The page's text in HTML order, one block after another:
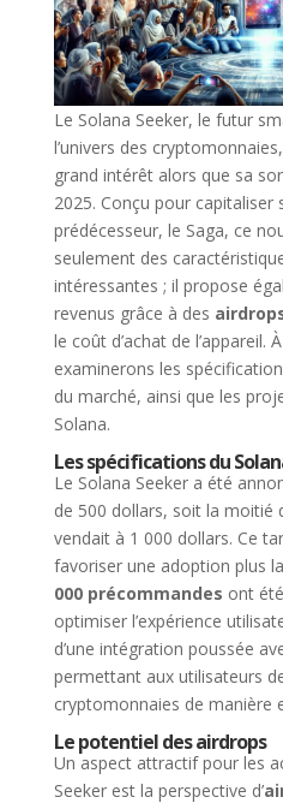
Le Solana Seeker, le futur
l’univers des
grand intérêt alors que sa
2025. Conçu pour capitaliser
prédécesseur, le Saga, ce
seulement des
intéressantes ; il propose
revenus grâce à des
le coût d’achat de l’appareil.
examinerons les
du marché, ainsi que les
Solana.
Les spécifications du
Le Solana Seeker a été
de 500 dollars, soit la moitié
vendait à 1 000 dollars. Ce
favoriser une adoption plus
000 précommandes ont
optimiser l’expérience
d’une intégration poussée
permettant aux utilisateurs
cryptomonnaies de manière
Le potentiel des airdrops
Un aspect attractif pour les
Seeker est la perspective d’